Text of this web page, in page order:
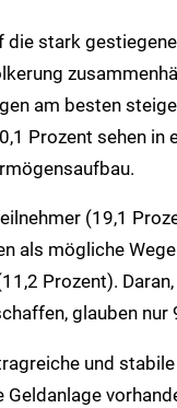
die stark
am besten
Prozent sehen
(19,1
als mögliche
Prozent).
glauben nur
und